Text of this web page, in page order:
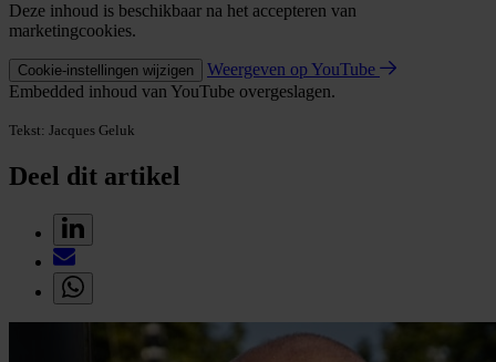
Deze inhoud is beschikbaar na het accepteren van
marketingcookies.
Cookie-instellingen wijzigen
Weergeven op YouTube
Embedded inhoud van YouTube overgeslagen.
Tekst: Jacques Geluk
Deel dit artikel